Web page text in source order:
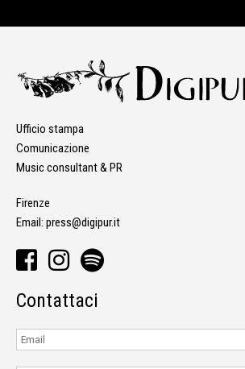
Ufficio stampa
Comunicazione
Music consultant & PR
Firenze
Email: press@digipur.it
Contattaci